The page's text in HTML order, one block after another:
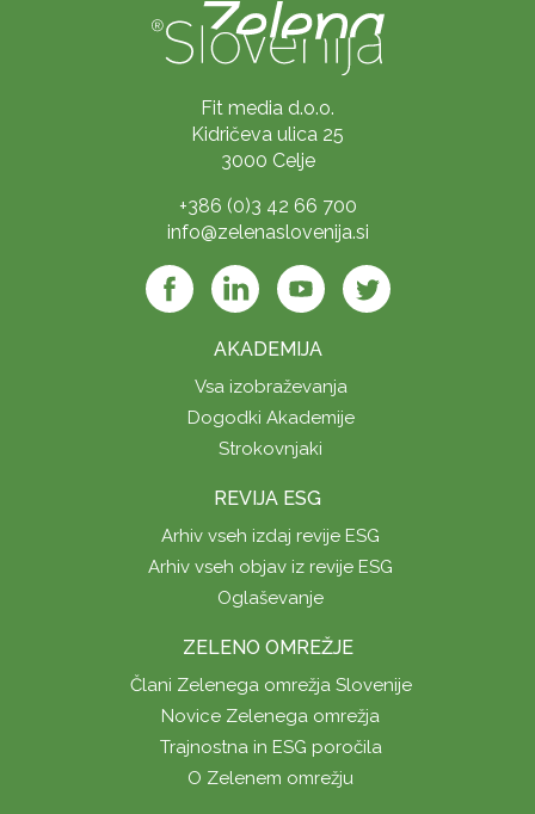
Fit media d.o.o.
Kidričeva ulica 25
3000 Celje
+386 (0)3 42 66 700
info@zelenaslovenija.si
AKADEMIJA
Vsa izobraževanja
Dogodki Akademije
Strokovnjaki
REVIJA ESG
Arhiv vseh izdaj revije ESG
Arhiv vseh objav iz revije ESG
Oglaševanje
ZELENO OMREŽJE
Člani Zelenega omrežja Slovenije
Novice Zelenega omrežja
Trajnostna in ESG poročila
O Zelenem omrežju